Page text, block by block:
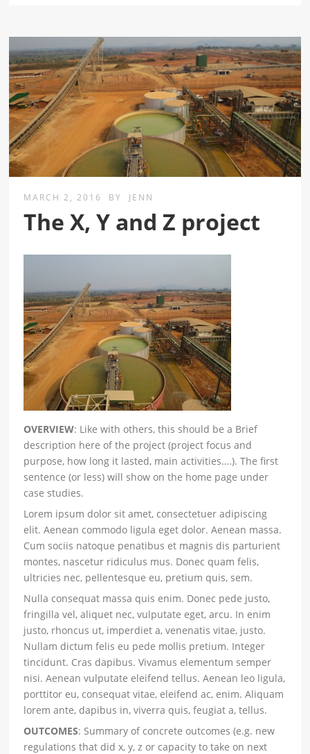
MARCH 2, 2016 BY JENN
The X, Y and Z project
OVERVIEW: Like with others, this should be a Brief
description here of the project (project focus and
purpose, how long it lasted, main activities….). The first
sentence (or less) will show on the home page under
case studies.
Lorem ipsum dolor sit amet, consectetuer adipiscing
elit. Aenean commodo ligula eget dolor. Aenean massa.
Cum sociis natoque penatibus et magnis dis parturient
montes, nascetur ridiculus mus. Donec quam felis,
ultricies nec, pellentesque eu, pretium quis, sem.
Nulla consequat massa quis enim. Donec pede justo,
fringilla vel, aliquet nec, vulputate eget, arcu. In enim
justo, rhoncus ut, imperdiet a, venenatis vitae, justo.
Nullam dictum felis eu pede mollis pretium. Integer
tincidunt. Cras dapibus. Vivamus elementum semper
nisi. Aenean vulputate eleifend tellus. Aenean leo ligula,
porttitor eu, consequat vitae, eleifend ac, enim. Aliquam
lorem ante, dapibus in, viverra quis, feugiat a, tellus.
OUTCOMES: Summary of concrete outcomes (e.g. new
regulations that did x, y, z or capacity to take on next